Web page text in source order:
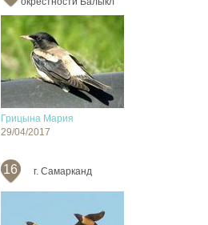
Грицына Мария
29/04/2017
16 г. Самарканд